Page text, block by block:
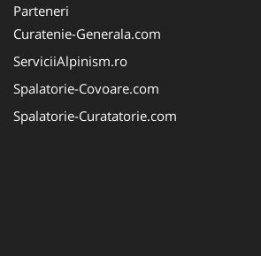
Parteneri
Curatenie-Generala.com
ServiciiAlpinism.ro
Spalatorie-Covoare.com
Spalatorie-Curatatorie.com